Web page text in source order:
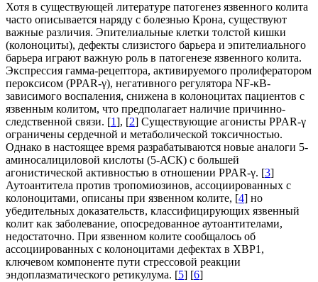
Хотя в существующей литературе патогенез язвенного колита
часто описывается наряду с болезнью Крона, существуют
важные различия. Эпителиальные клетки толстой кишки
(колоноциты), дефекты слизистого барьера и эпителиального
барьера играют важную роль в патогенезе язвенного колита.
Экспрессия гамма-рецептора, активируемого пролифератором
пероксисом (PPAR-γ), негативного регулятора NF-κB-
зависимого воспаления, снижена в колоноцитах пациентов с
язвенным колитом, что предполагает наличие причинно-
следственной связи. [1], [2] Существующие агонисты PPAR-γ
ограничены сердечной и метаболической токсичностью.
Однако в настоящее время разрабатываются новые аналоги 5-
аминосалициловой кислоты (5-АСК) с большей
агонистической активностью в отношении PPAR-γ. [3]
Аутоантитела против тропомиозинов, ассоциированных с
колоноцитами, описаны при язвенном колите, [4] но
убедительных доказательств, классифицирующих язвенный
колит как заболевание, опосредованное аутоантителами,
недостаточно. При язвенном колите сообщалось об
ассоциированных с колоноцитами дефектах в XBP1,
ключевом компоненте пути стрессовой реакции
эндоплазматического ретикулума. [5] [6]